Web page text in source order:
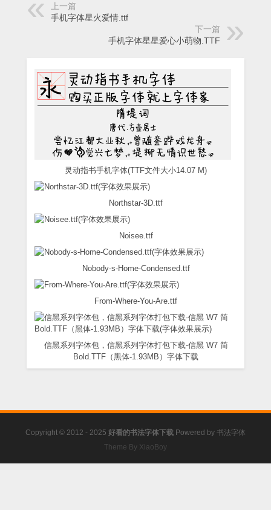
上一篇
手机字体星火爱情.ttf
下一篇
手机字体星星爱心小萌物.TTF
灵动指书手机字体(TTF文件大小14.07 M)
Northstar-3D.ttf
Noisee.ttf
Nobody-s-Home-Condensed.ttf
From-Where-You-Are.ttf
信黑系列字体包，信黑系列字体打包下载-信黑 W7 简
Bold.TTF（黑体-1.93MB）字体下载
Copyright © 2012 - 2025 好看的书法字体下载 Powered by 书法字体
Theme By XiaoBoy